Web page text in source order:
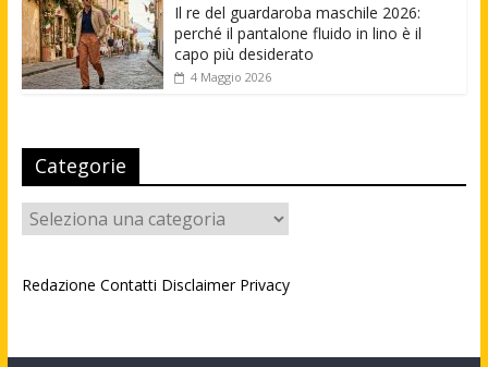
Il re del guardaroba maschile 2026:
perché il pantalone fluido in lino è il
capo più desiderato
4 Maggio 2026
Categorie
Categorie
Redazione Contatti Disclaimer Privacy